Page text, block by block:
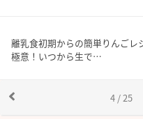
離乳食初期からの簡単りんごレ
極意！いつから生で…
4 / 25